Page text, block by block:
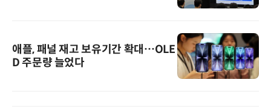
애플, 패널 재고 보유기간 확대…OLE
D 주문량 늘었다